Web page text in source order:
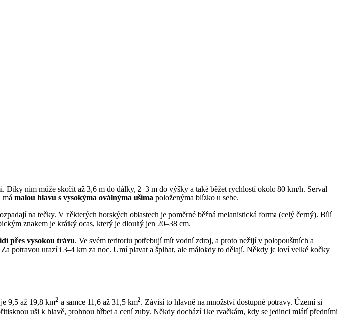
Díky nim může skočit až 3,6 m do dálky, 2–3 m do výšky a také běžet rychlostí okolo 80 km/h. Serval
má malou hlavu s vysokýma oválnýma ušima položenýma blízko u sebe.
na tečky. V některých horských oblastech je poměrné běžná melanistická forma (celý černý). Bílí
znakem je krátký ocas, který je dlouhý jen 20–38 cm.
přes vysokou trávu. Ve svém teritoriu potřebují mít vodní zdroj, a proto nežijí v polopouštních a
potravou urazí i 3–4 km za noc. Umí plavat a šplhat, ale málokdy to dělají. Někdy je loví velké kočky
9,5 až 19,8 km2 a samce 11,6 až 31,5 km2. Závisí to hlavně na množství dostupné potravy. Území si
uši k hlavě, prohnou hřbet a cení zuby. Někdy dochází i ke rvačkám, kdy se jedinci mlátí předními